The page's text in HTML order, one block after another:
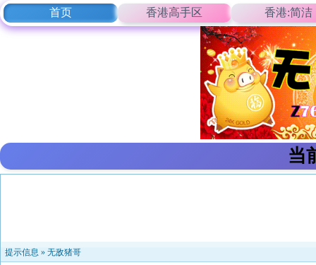
首页 香港高手区 香港:简洁
当
提示信息 » 无敌猪哥